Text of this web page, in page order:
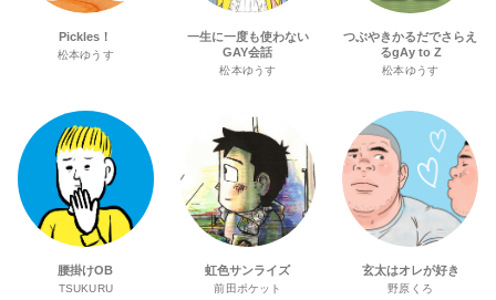
Pickles！
松本ゆうす
一生に一度も使わない
GAY会話
松本ゆうす
つぶやきかるだでさらえ
るgAy to Z
松本ゆうす
腰掛けOB
TSUKURU
虹色サンライズ
前田ポケット
玄太はオレが好き
野原くろ